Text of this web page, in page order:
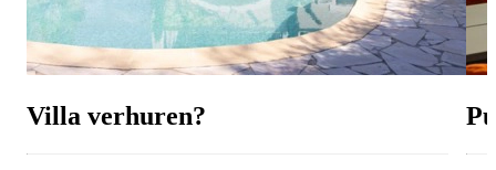
Villa verhuren?